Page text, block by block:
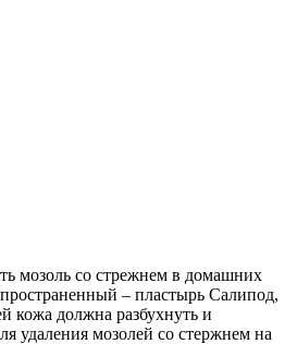
мозоль со стрежнем в домашних
– пластырь Салипод,
кожа должна разбухнуть и
удаления мозолей со стержнем на